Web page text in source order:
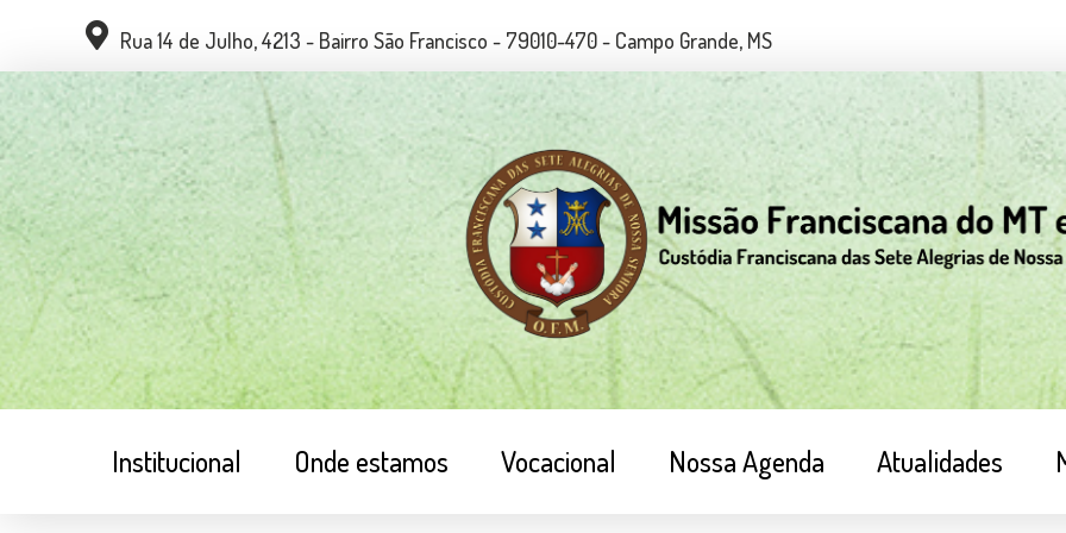
Rua 14 de Julho, 4213 - Bairro São Francisco - 79010-470 - Campo Grande, MS
Institucional Onde estamos Vocacional Nossa Agenda Atualidades